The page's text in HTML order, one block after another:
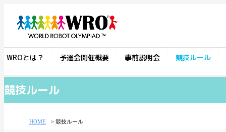
WROとは？ 予選会開催概要 事前説明会 競技ルール
競技ルール
HOME 競技ルール